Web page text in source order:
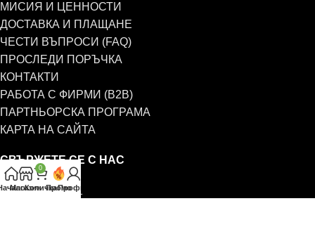
МИСИЯ И ЦЕННОСТИ
ДОСТАВКА И ПЛАЩАНЕ
ЧЕСТИ ВЪПРОСИ (FAQ)
ПРОСЛЕДИ ПОРЪЧКА
КОНТАКТИ
РАБОТА С ФИРМИ (B2B)
ПАРТНЬОРСКА ПРОГРАМА
КАРТА НА САЙТА
СВЪРЖЕТЕ СЕ С НАС
0885 323 661
Магазин
0
КоличкаПромоПрофил